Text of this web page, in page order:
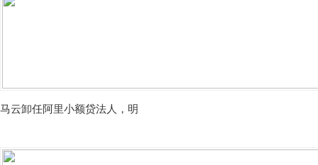
马云卸任阿里小额贷法人，明